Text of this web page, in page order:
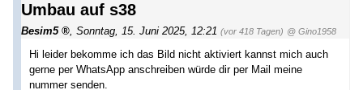
Umbau auf s38
Besim5 , Sonntag, 15. Juni 2025, 12:21 (vor 418 Tagen) @ Gino1958
Hi leider bekomme ich das Bild nicht aktiviert kannst mich auch
gerne per WhatsApp anschreiben würde dir per Mail meine
nummer senden.